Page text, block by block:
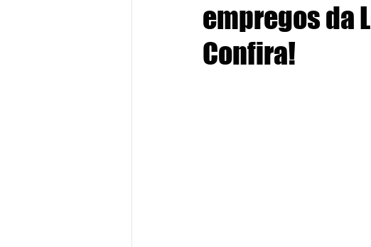
empregos da
Confira!